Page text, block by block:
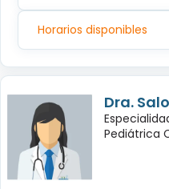
Horarios disponibles
Dra.
Pediátrica